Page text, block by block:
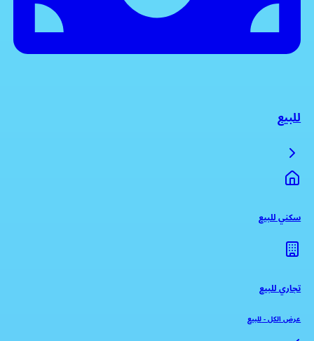
للبيع
سكني للبيع
تجاري للبيع
عرض الكل-للبيع